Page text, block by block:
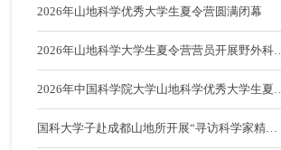
录取信息
成绩查询
外国留学生招生信息
会
2026年山地科学优秀大学生夏令营圆满闭幕
2026年山地科学大学生夏令营营员开展野外科考
实践活动
2026年中国科学院大学山地科学优秀大学生夏令
营顺利开营
国科大学子赴成都山地所开展“寻访科学家精神”